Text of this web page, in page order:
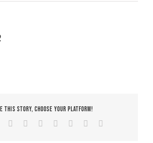
This Story, Choose Your Platform!
Reddit LinkedInWhatsApp
TumblrPinterest